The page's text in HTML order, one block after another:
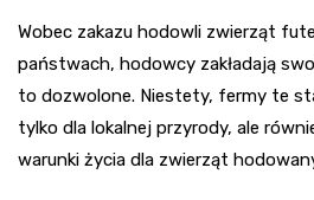
Wobec zakazu hodowli zwierząt
państwach, hodowcy zakładają
to dozwolone. Niestety, fermy te
tylko dla lokalnej przyrody, ale
warunki życia dla zwierząt